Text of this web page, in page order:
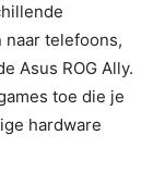
naar telefoons,
Asus ROG Ally.
toe die je
hardware